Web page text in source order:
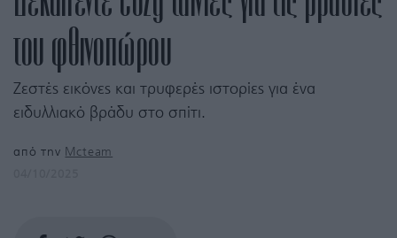
του φθινοπώρου
Ζεστές εικόνες και τρυφερές ιστορίες για ένα
ειδυλλιακό βράδυ στο σπίτι.
από την Mcteam